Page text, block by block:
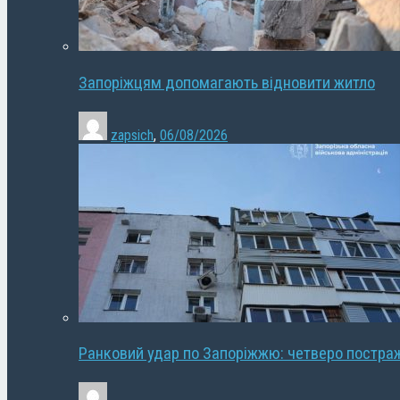
Запоріжцям допомагають відновити житло
zapsich, 06/08/2026
Ранковий удар по Запоріжжю: четверо